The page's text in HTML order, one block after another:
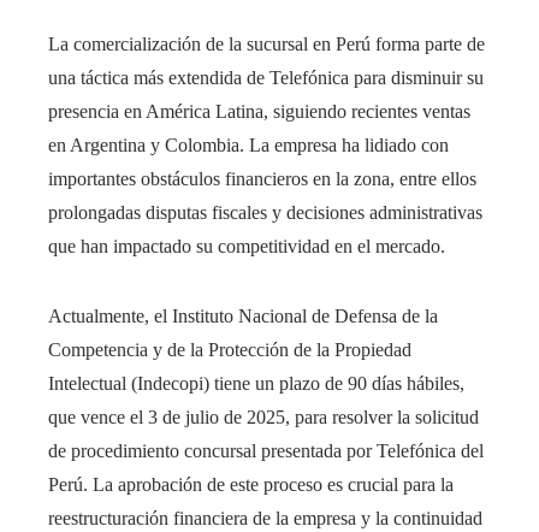
La comercialización de la sucursal en Perú forma parte de
una táctica más extendida de Telefónica para disminuir su
presencia en América Latina, siguiendo recientes ventas
en Argentina y Colombia. La empresa ha lidiado con
importantes obstáculos financieros en la zona, entre ellos
prolongadas disputas fiscales y decisiones administrativas
que han impactado su competitividad en el mercado.
Actualmente, el Instituto Nacional de Defensa de la
Competencia y de la Protección de la Propiedad
Intelectual (Indecopi) tiene un plazo de 90 días hábiles,
que vence el 3 de julio de 2025, para resolver la solicitud
de procedimiento concursal presentada por Telefónica del
Perú. La aprobación de este proceso es crucial para la
reestructuración financiera de la empresa y la continuidad